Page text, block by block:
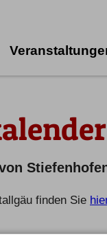
finden Sie